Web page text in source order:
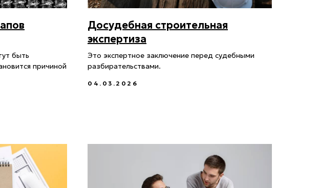
быть
причиной
Досудебная строительная
экспертиза
Это экспертное заключение перед судебными
разбирательствами.
04.03.2026